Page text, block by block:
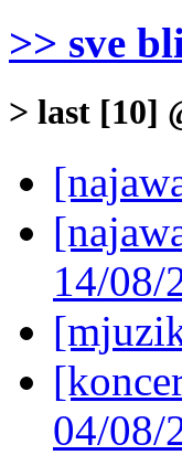
>> sve
> last [10]
14/08/
04/08/